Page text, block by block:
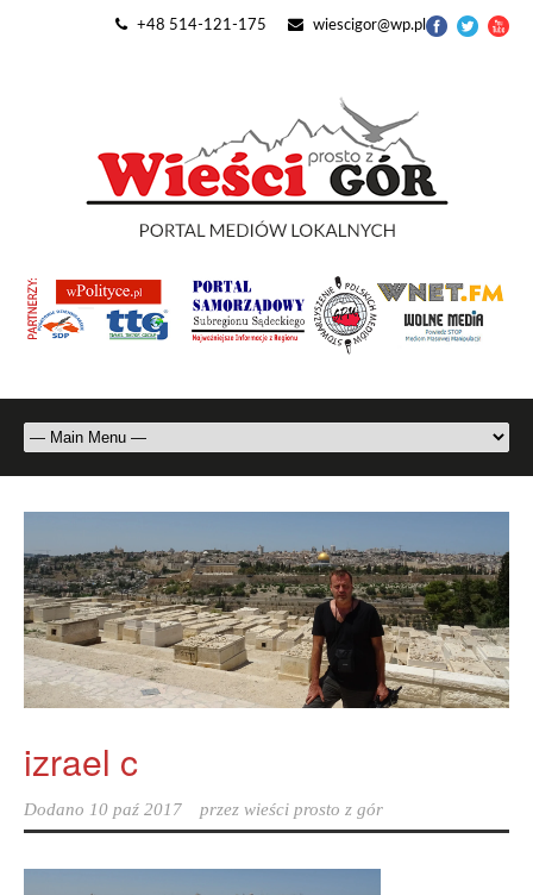
+48 514-121-175 wiescigor@wp.pl
izrael c
Dodano 10 paź 2017 przez wieści prosto z gór